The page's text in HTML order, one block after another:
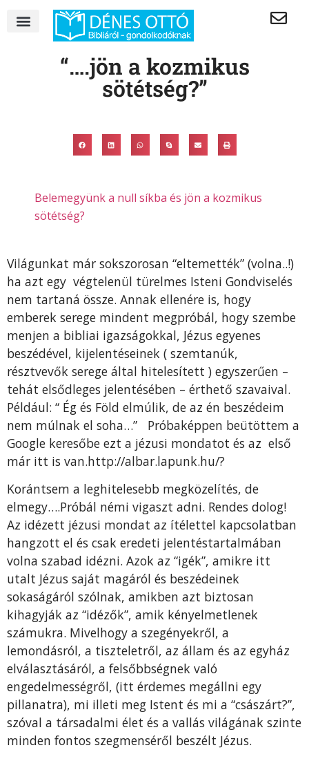
“….jön a kozmikus
sötétség?”
Belemegyünk a null síkba és jön a kozmikus
sötétség?
Világunkat már sokszorosan “eltemették” (volna..!)
ha azt egy végtelenül türelmes Isteni Gondviselés
nem tartaná össze. Annak ellenére is, hogy
emberek serege mindent megpróbál, hogy szembe
menjen a bibliai igazságokkal, Jézus egyenes
beszédével, kijelentéseinek ( szemtanúk,
résztvevők serege által hitelesített ) egyszerűen –
tehát elsődleges jelentésében – érthető szavaival.
Például: “ Ég és Föld elmúlik, de az én beszédeim
nem múlnak el soha…” Próbaképpen beütöttem a
Google keresőbe ezt a jézusi mondatot és az első
már itt is van.http://albar.lapunk.hu/?
Korántsem a leghitelesebb megközelítés, de
elmegy….Próbál némi vigaszt adni. Rendes dolog!
Az idézett jézusi mondat az ítélettel kapcsolatban
hangzott el és csak eredeti jelentéstartalmában
volna szabad idézni. Azok az “igék”, amikre itt
utalt Jézus saját magáról és beszédeinek
sokaságáról szólnak, amikben azt biztosan
kihagyják az “idézők”, amik kényelmetlenek
számukra. Mivelhogy a szegényekről, a
lemondásról, a tiszteletről, az állam és az egyház
elválasztásáról, a felsőbbségnek való
engedelmességről, (itt érdemes megállni egy
pillanatra), mi illeti meg Istent és mi a “császárt?”,
szóval a társadalmi élet és a vallás világának szinte
minden fontos szegmenséről beszélt Jézus.